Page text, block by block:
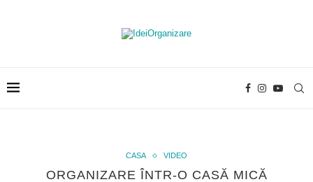
CASA VIDEO
ORGANIZARE ÎNTR-O CASĂ MICĂ